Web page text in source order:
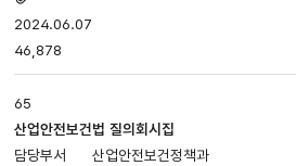
있음
2024.06.07
46,878
65
산업안전보건법 질의회시집
산업안전보건정책과